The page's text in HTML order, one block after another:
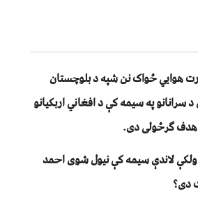
هوايي ځواک نن شپه د بلوچستان
سرانانو په سيمه کې د افغاني اربکيانو
هدف ګرځولی دی.
ولکې لاندې سیمه کې نیول شوی احمد
دی؟